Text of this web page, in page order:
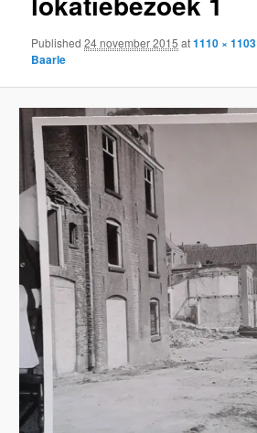
Published24 november 2015 at1110 × 1103
Baarle